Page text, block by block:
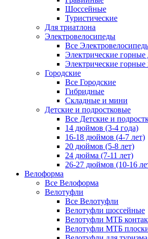
Шоссейные
Туристические
Для триатлона
Электровелосипеды
Все
Электрические горные
Электрические горные
Городские
Все Городские
Гибридные
Складные и мини
Детские и подростковые
Все Детские и
14 дюймов (3-4 года)
16-18 дюймов (4-7 лет)
20 дюймов (5-8 лет)
24 дюйма (7-11 лет)
26-27 дюймов (10-16
Велоформа
Все Велоформа
Велотуфли
Все Велотуфли
Велотуфли шоссейные
Велотуфли МТБ
Велотуфли МТБ